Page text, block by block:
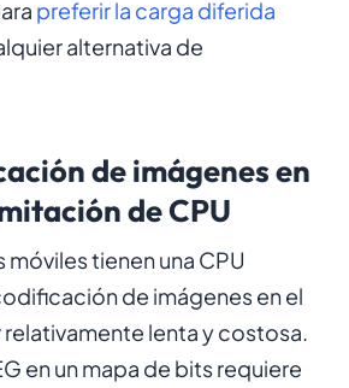
preferir la carga diferida
alternativa de
de imágenes en
de CPU
tienen una CPU
de imágenes en el
lenta y costosa.
en un mapa de bits requiere